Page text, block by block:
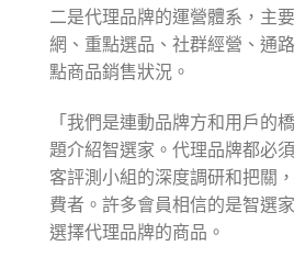
二是代理品牌的運營體系，主
網、重點選品、社群經營、通
點商品銷售狀況。
「我們是連動品牌方和用戶的
題介紹智選家。代理品牌都必
客評測小組的深度調研和把關
費者。許多會員相信的是智選
選擇代理品牌的商品。